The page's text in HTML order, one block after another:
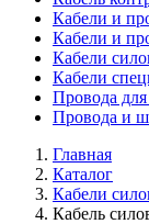
Кабели и
Кабели и
Кабели
Кабели
Провода
Провода и
Главная
Каталог
Кабели
Кабель